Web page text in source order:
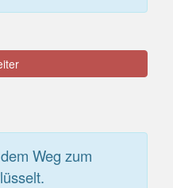
Weg zum